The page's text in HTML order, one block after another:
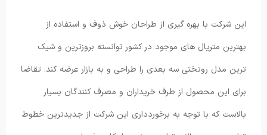
این شرکت با بهره گیری از طراحان خوش ذوف و استفاده از
بهترین متریال های موجود در کشور توانسته بروزترین و شیک
ترین مدل روتختی سه بعدی را طراحی و به بازار عرضه کند. تقاضا
برای این محصول از طرف خریداران و مصرف کنندگان بسیار
بالاست که با توجه به برخوردداری این شرکت از جدیدترین خطوط